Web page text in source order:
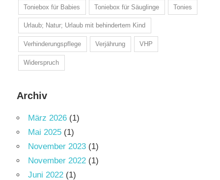
Toniebox für Babies Toniebox für Säuglinge Tonies
Urlaub; Natur; Urlaub mit behindertem Kind
Verhinderungspflege Verjährung VHP
Widerspruch
Archiv
März 2026 (1)
Mai 2025 (1)
November 2023 (1)
November 2022 (1)
Juni 2022 (1)